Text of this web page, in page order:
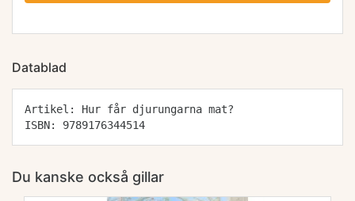
Datablad
Artikel: Hur får djurungarna mat?
ISBN: 9789176344514
Du kanske också gillar